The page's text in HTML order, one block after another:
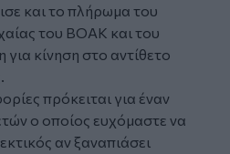
και το πλήρωμα του
του ΒΟΑΚ και του
κίνηση στο αντίθετο
πρόκειται για έναν
ο οποίος ευχόμαστε να
αν ξαναπιάσει